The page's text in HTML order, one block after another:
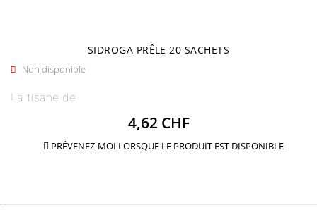
SIDROGA PRÊLE 20 SACHETS
 Non disponible
La tisane de
Prix
4,62 CHF
 PRÉVENEZ-MOI LORSQUE LE PRODUIT EST DISPONIBLE